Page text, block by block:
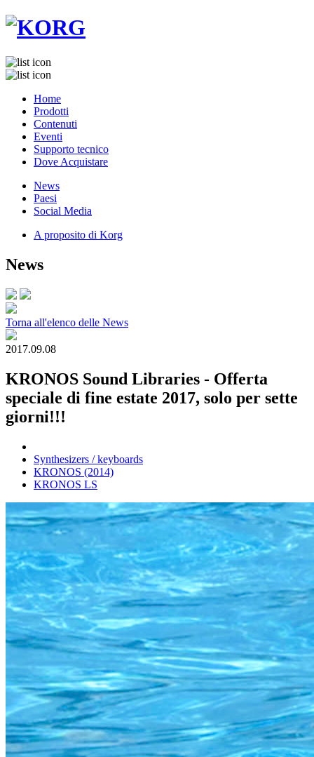
Home
Prodotti
Contenuti
Eventi
Supporto tecnico
Dove Acquistare
News
Paesi
Social Media
A proposito di Korg
News
Torna all'elenco delle News
2017.09.08
KRONOS Sound Libraries - Offerta
speciale di fine estate 2017, solo per sette
giorni!!!
Synthesizers / keyboards
KRONOS (2014)
KRONOS LS